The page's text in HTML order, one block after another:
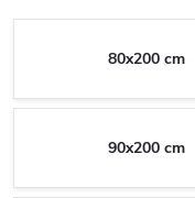
80x200 cm
90x200 cm